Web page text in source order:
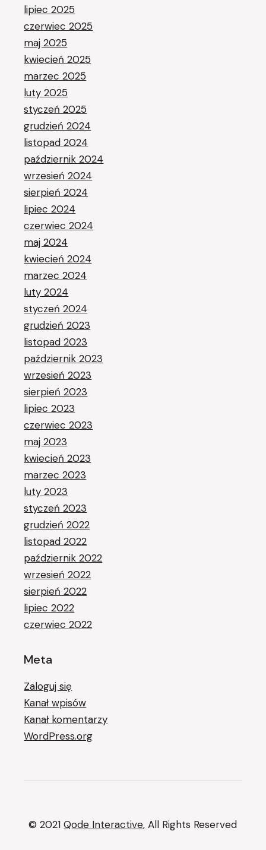
lipiec 2025
czerwiec 2025
maj 2025
kwiecień 2025
marzec 2025
luty 2025
styczeń 2025
grudzień 2024
listopad 2024
październik 2024
wrzesień 2024
sierpień 2024
lipiec 2024
czerwiec 2024
maj 2024
kwiecień 2024
marzec 2024
luty 2024
styczeń 2024
grudzień 2023
listopad 2023
październik 2023
wrzesień 2023
sierpień 2023
lipiec 2023
czerwiec 2023
maj 2023
kwiecień 2023
marzec 2023
luty 2023
styczeń 2023
grudzień 2022
listopad 2022
październik 2022
wrzesień 2022
sierpień 2022
lipiec 2022
czerwiec 2022
Meta
Zaloguj się
Kanał wpisów
Kanał komentarzy
WordPress.org
© 2021Qode Interactive, All Rights Reserved